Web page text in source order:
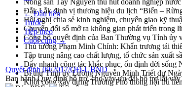
Nông sản Tây Nguyên thu hút doanh nghiệp
Đắk Lắk định vị thương hiệu du lịch “Biển –
Hội nghị chia sẻ kinh nghiệm, chuyển giao kỹ
Chuyển đổi số mở ra không gian phát triển trong
Công bố quyết định của Ban Thường vụ Tỉnh ủy
Thủ tướng Phạm Minh Chính: Khẩn trương tái
Tập trung nâng cao chất lượng, tổ chức sản xuất
Đẩy nhanh công tác khắc phục, ổn định đời sống
Bí thư Tỉnh ủy Lương Nguyễn Minh Triết dự
Khởi công xây dựng Trường Phổ thông nội trú
← Đầu tiên
Trước
Tiếp theo
Cuối cùng →
Quyết định 09/2017/QĐ-UBND
Ban hành Quy định hỗ trợ, cho vay ưu đãi hỗ trợ lãi